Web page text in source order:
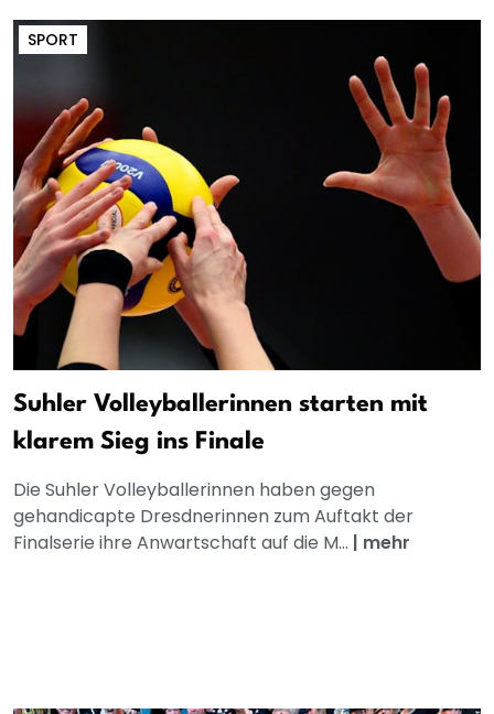
SPORT
Suhler Volleyballerinnen starten mit
klarem Sieg ins Finale
Die Suhler Volleyballerinnen haben gegen
gehandicapte Dresdnerinnen zum Auftakt der
Finalserie ihre Anwartschaft auf die M... | mehr